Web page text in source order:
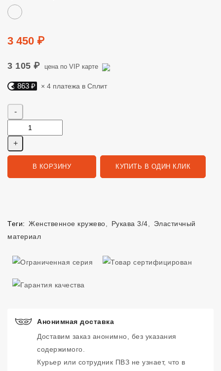
Цвет
Цена
3 450 ₽
3 105 ₽ цена по VIP карте
Яндекс Сплит. 863 руб, 4 платежа в Сплит
863 ₽ × 4 платежа в Сплит
В КОРЗИНУ КУПИТЬ В ОДИН КЛИК
Теги: Женственное кружево Рукава 3/4
Эластичный
материал
Анонимная доставка
Доставим заказ анонимно, без указания
содержимого.
Курьер или сотрудник ПВЗ не узнает, что в